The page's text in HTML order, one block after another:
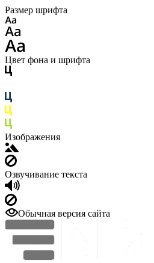
Размер шрифта
Цвет фона и шрифта
Изображения
Озвучивание текста
Обычная версия сайта